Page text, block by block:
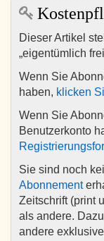
Dieser Artikel
„eigentümlich
Wenn Sie
haben, klicken
Wenn Sie
Benutzerkonto
Sie sind noch
Abonnement
Zeitschrift (print
als andere.
andere